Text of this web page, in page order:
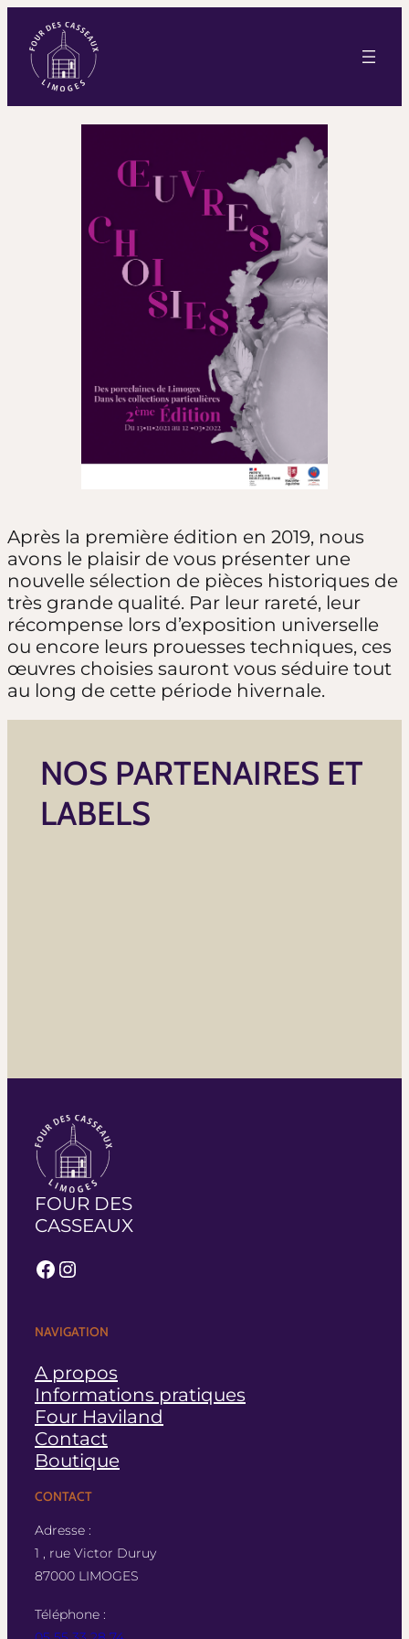
Après la première édition en 2019, nous
avons le plaisir de vous présenter une
nouvelle sélection de pièces historiques de
très grande qualité. Par leur rareté, leur
récompense lors d’exposition universelle
ou encore leurs prouesses techniques, ces
œuvres choisies sauront vous séduire tout
au long de cette période hivernale.
NOS PARTENAIRES ET
LABELS
FOUR DES
CASSEAUX
Facebook
Instagram
NAVIGATION
A propos
Informations pratiques
Four Haviland
Contact
Boutique
CONTACT
Adresse :
1 , rue Victor Duruy
87000 LIMOGES
Téléphone :